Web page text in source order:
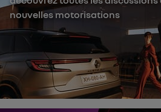
nouvelles motorisations